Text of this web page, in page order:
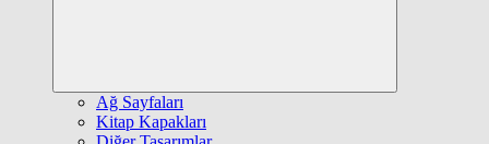
Ağ Sayfaları
Kitap Kapakları